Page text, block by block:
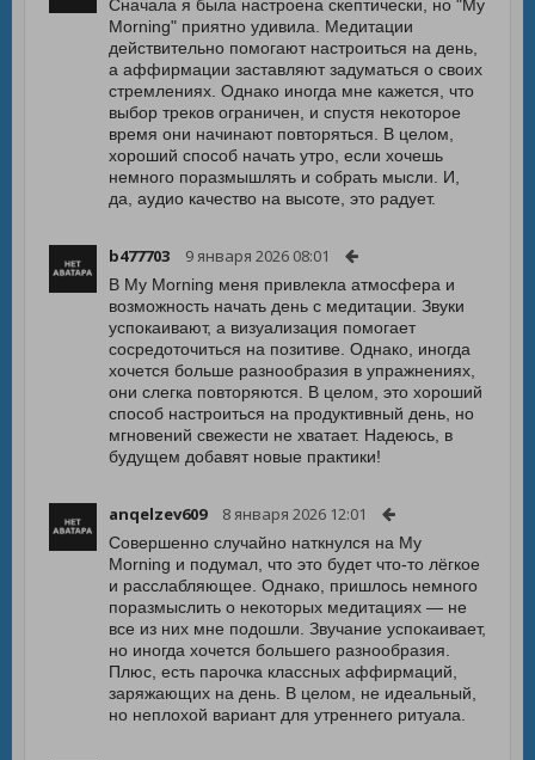
Сначала я была настроена скептически, но "My
Morning" приятно удивила. Медитации
действительно помогают настроиться на день,
а аффирмации заставляют задуматься о своих
стремлениях. Однако иногда мне кажется, что
выбор треков ограничен, и спустя некоторое
время они начинают повторяться. В целом,
хороший способ начать утро, если хочешь
немного поразмышлять и собрать мысли. И,
да, аудио качество на высоте, это радует.
b477703 9 января 2026 08:01
В My Morning меня привлекла атмосфера и
возможность начать день с медитации. Звуки
успокаивают, а визуализация помогает
сосредоточиться на позитиве. Однако, иногда
хочется больше разнообразия в упражнениях,
они слегка повторяются. В целом, это хороший
способ настроиться на продуктивный день, но
мгновений свежести не хватает. Надеюсь, в
будущем добавят новые практики!
anqelzev609 8 января 2026 12:01
Совершенно случайно наткнулся на My
Morning и подумал, что это будет что-то лёгкое
и расслабляющее. Однако, пришлось немного
поразмыслить о некоторых медитациях — не
все из них мне подошли. Звучание успокаивает,
но иногда хочется большего разнообразия.
Плюс, есть парочка классных аффирмаций,
заряжающих на день. В целом, не идеальный,
но неплохой вариант для утреннего ритуала.